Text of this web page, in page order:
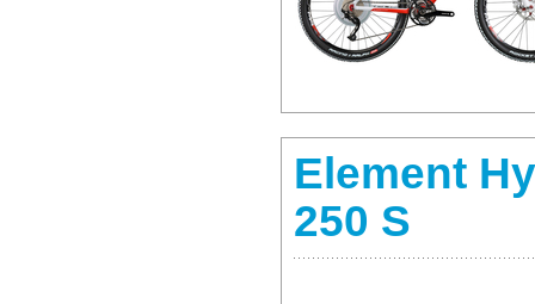
Element
250 S